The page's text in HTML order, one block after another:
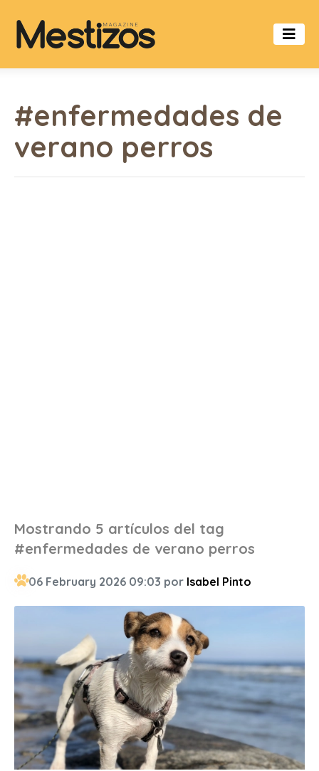
#enfermedades de
verano perros
Mostrando 5 artículos del tag
#enfermedades de verano perros
06 February 2026 09:03 por Isabel Pinto